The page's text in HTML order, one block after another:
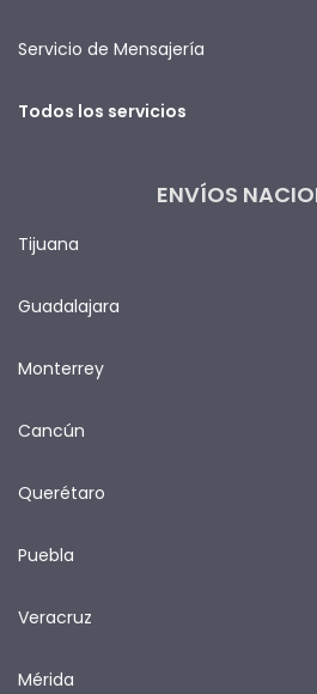
Servicio de Mensajería
Todos los servicios
ENVÍOS
Tijuana
Guadalajara
Monterrey
Cancún
Querétaro
Puebla
Veracruz
Mérida